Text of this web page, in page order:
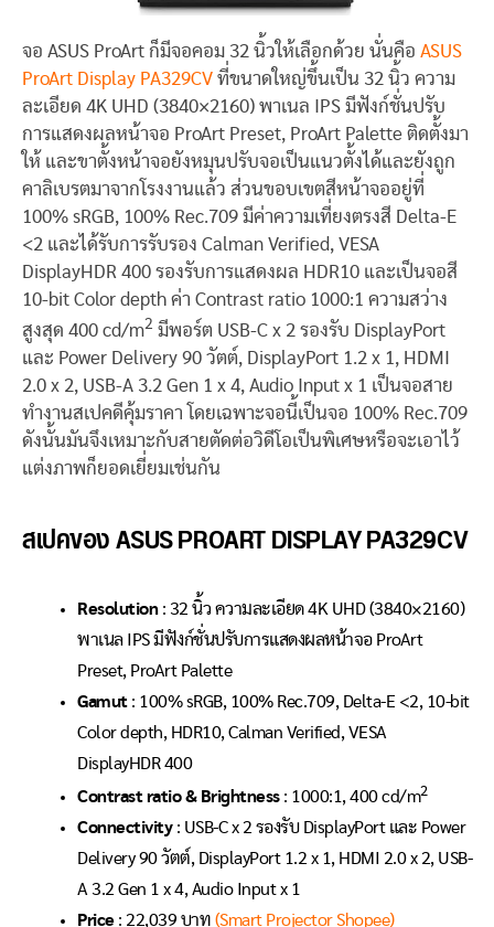
จอ ASUS ProArt ก็มีจอคอม 32 นิ้วให้เลือกด้วย นั่นคือ ASUS
ProArt Display PA329CV ที่ขนาดใหญ่ขึ้นเป็น 32 นิ้ว ความ
ละเอียด 4K UHD (3840×2160) พาเนล IPS มีฟังก์ชั่นปรับ
การแสดงผลหน้าจอ ProArt Preset, ProArt Palette ติดตั้งมา
ให้ และขาตั้งหน้าจอยังหมุนปรับจอเป็นแนวตั้งได้และยังถูก
คาลิเบรตมาจากโรงงานแล้ว ส่วนขอบเขตสีหน้าจออยู่ที่
100% sRGB, 100% Rec.709 มีค่าความเที่ยงตรงสี Delta-E
<2 และได้รับการรับรอง Calman Verified, VESA
DisplayHDR 400 รองรับการแสดงผล HDR10 และเป็นจอสี
10-bit Color depth ค่า Contrast ratio 1000:1 ความสว่าง
สูงสุด 400 cd/m2 มีพอร์ต USB-C x 2 รองรับ DisplayPort
และ Power Delivery 90 วัตต์, DisplayPort 1.2 x 1, HDMI
2.0 x 2, USB-A 3.2 Gen 1 x 4, Audio Input x 1 เป็นจอสาย
ทำงานสเปคดีคุ้มราคา โดยเฉพาะจอนี้เป็นจอ 100% Rec.709
ดังนั้นมันจึงเหมาะกับสายตัดต่อวิดีโอเป็นพิเศษหรือจะเอาไว้
แต่งภาพก็ยอดเยี่ยมเช่นกัน
สเปคของ ASUS PROART DISPLAY PA329CV
Resolution: 32 นิ้ว ความละเอียด 4K UHD (3840×2160)
พาเนล IPS มีฟังก์ชั่นปรับการแสดงผลหน้าจอ ProArt
Preset, ProArt Palette
Gamut: 100% sRGB, 100% Rec.709, Delta-E <2, 10-bit
Color depth, HDR10, Calman Verified, VESA
DisplayHDR 400
Contrast ratio & Brightness: 1000:1, 400 cd/m2
Connectivity: USB-C x 2 รองรับ DisplayPort และ Power
Delivery 90 วัตต์, DisplayPort 1.2 x 1, HDMI 2.0 x 2, USB-
A 3.2 Gen 1 x 4, Audio Input x 1
Price: 22,039 บาท (Smart Projector Shopee)